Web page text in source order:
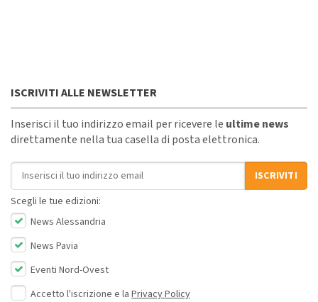
ISCRIVITI ALLE NEWSLETTER
Inserisci il tuo indirizzo email per ricevere le ultime news
direttamente nella tua casella di posta elettronica.
Indirizzo email
ISCRIVITI
Scegli le tue edizioni:
News Alessandria
News Pavia
Eventi Nord-Ovest
Accetto l'iscrizione e la Privacy Policy